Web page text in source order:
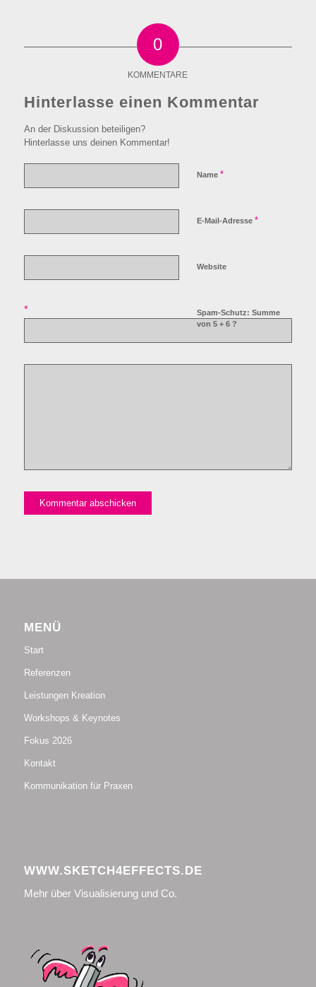
0
KOMMENTARE
Hinterlasse einen Kommentar
An der Diskussion beteiligen?
Hinterlasse uns deinen Kommentar!
Name *
E-Mail-Adresse *
Website
Spam-Schutz: Summe
von 5 + 6 ?
*
MENÜ
Start
Referenzen
Leistungen Kreation
Workshops & Keynotes
Fokus 2026
Kontakt
Kommunikation für Praxen
WWW.SKETCH4EFFECTS.DE
Mehr über Visualisierung und Co.